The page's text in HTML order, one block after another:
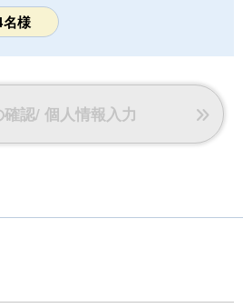
様
認/ 個人情報入力